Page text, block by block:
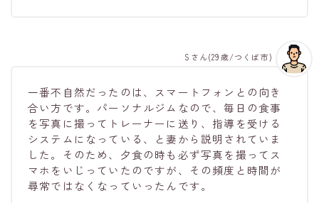
一番不自然だったのは、スマートフォンとの向き
合い方です。パーソナルジムなので、毎日の食事
を写真に撮ってトレーナーに送り、指導を受ける
システムになっている、と妻から説明されていま
した。そのため、夕食の時も必ず写真を撮ってス
マホをいじっていたのですが、その頻度と時間が
尋常ではなくなっていったんです。
Sさん(29歳/つくば市)